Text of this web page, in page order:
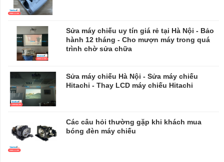
Sửa máy chiếu uy tín giá rẻ tại Hà Nội - Bảo
hành 12 tháng - Cho mượn máy trong quá
trình chờ sửa chữa
​​​​​​​Sửa máy chiếu Hà Nội - Sửa máy chiếu
Hitachi - Thay LCD máy chiếu Hitachi
Các câu hỏi thường gặp khi khách mua
bóng đèn máy chiếu